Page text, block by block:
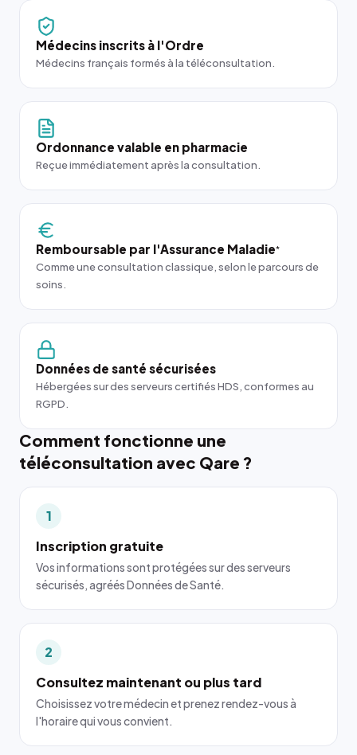
Médecins inscrits à l'Ordre
Médecins français formés à la téléconsultation.
Ordonnance valable en pharmacie
Reçue immédiatement après la consultation.
Remboursable par l'Assurance Maladie*
Comme une consultation classique, selon le parcours de
soins.
Données de santé sécurisées
Hébergées sur des serveurs certifiés HDS, conformes au
RGPD.
Comment fonctionne une
téléconsultation avec Qare ?
1
Inscription gratuite
Vos informations sont protégées sur des serveurs
sécurisés, agréés Données de Santé.
2
Consultez maintenant ou plus tard
Choisissez votre médecin et prenez rendez-vous à
l'horaire qui vous convient.